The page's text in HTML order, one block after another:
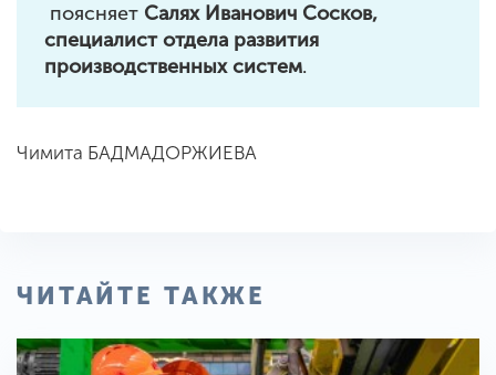
поясняет Салях Иванович Сосков,
специалист отдела развития
производственных систем.
Чимита БАДМАДОРЖИЕВА
ЧИТАЙТЕ ТАКЖЕ